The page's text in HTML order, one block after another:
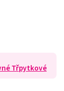
Třpytkové